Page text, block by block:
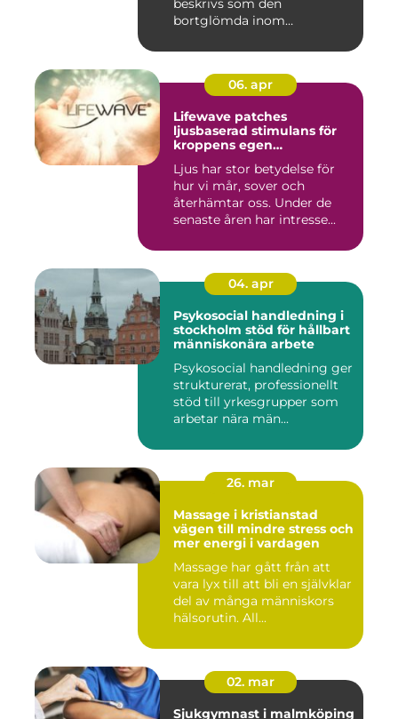
beskrivs som den
bortglömda inom
06. apr
Lifewave patches
ljusbaserad stimulans för
kroppens egen
Ljus har stor betydelse för
hur vi mår, sover och
återhämtar oss. Under de
senaste åren har intresse...
04. apr
Psykosocial handledning i
stockholm stöd för hållbart
människonära arbete
Psykosocial handledning ger
strukturerat, professionellt
stöd till yrkesgrupper som
arbetar nära män...
26. mar
Massage i kristianstad
vägen till mindre stress och
mer energi i vardagen
Massage har gått från att
vara lyx till att bli en självklar
del av många människors
hälsorutin. All...
02. mar
Sjukgymnast i malmköping